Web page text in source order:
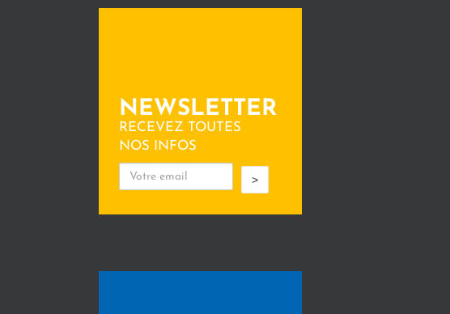
NEWSLETTER
RECEVEZ TOUTES
NOS INFOS
>